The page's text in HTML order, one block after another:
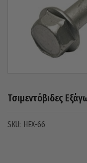
Τσιμεντόβιδες
HEX-66